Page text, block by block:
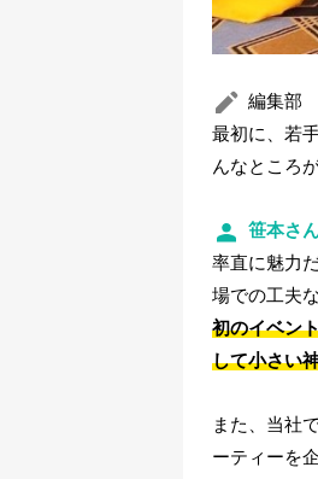
編集部
最初に、若
んなところ
笹本さ
率直に魅力
場での工夫
初のイベン
して小さい
また、当社
ーティーを